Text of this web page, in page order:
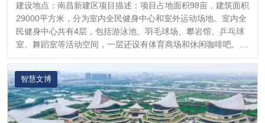
建设地点：南昌新建区项目描述：项目占地面积98亩，建筑面积
29000平方米，分为室内全民健身中心和室外运动场地。室内全
民健身中心共有4层，包括游泳池、羽毛球场、攀岩馆、乒乓球
室、舞蹈室等活动空间，一层还设有体育商场和休闲咖啡吧。项
目实施：楼宇自控、智能照明
智慧文博